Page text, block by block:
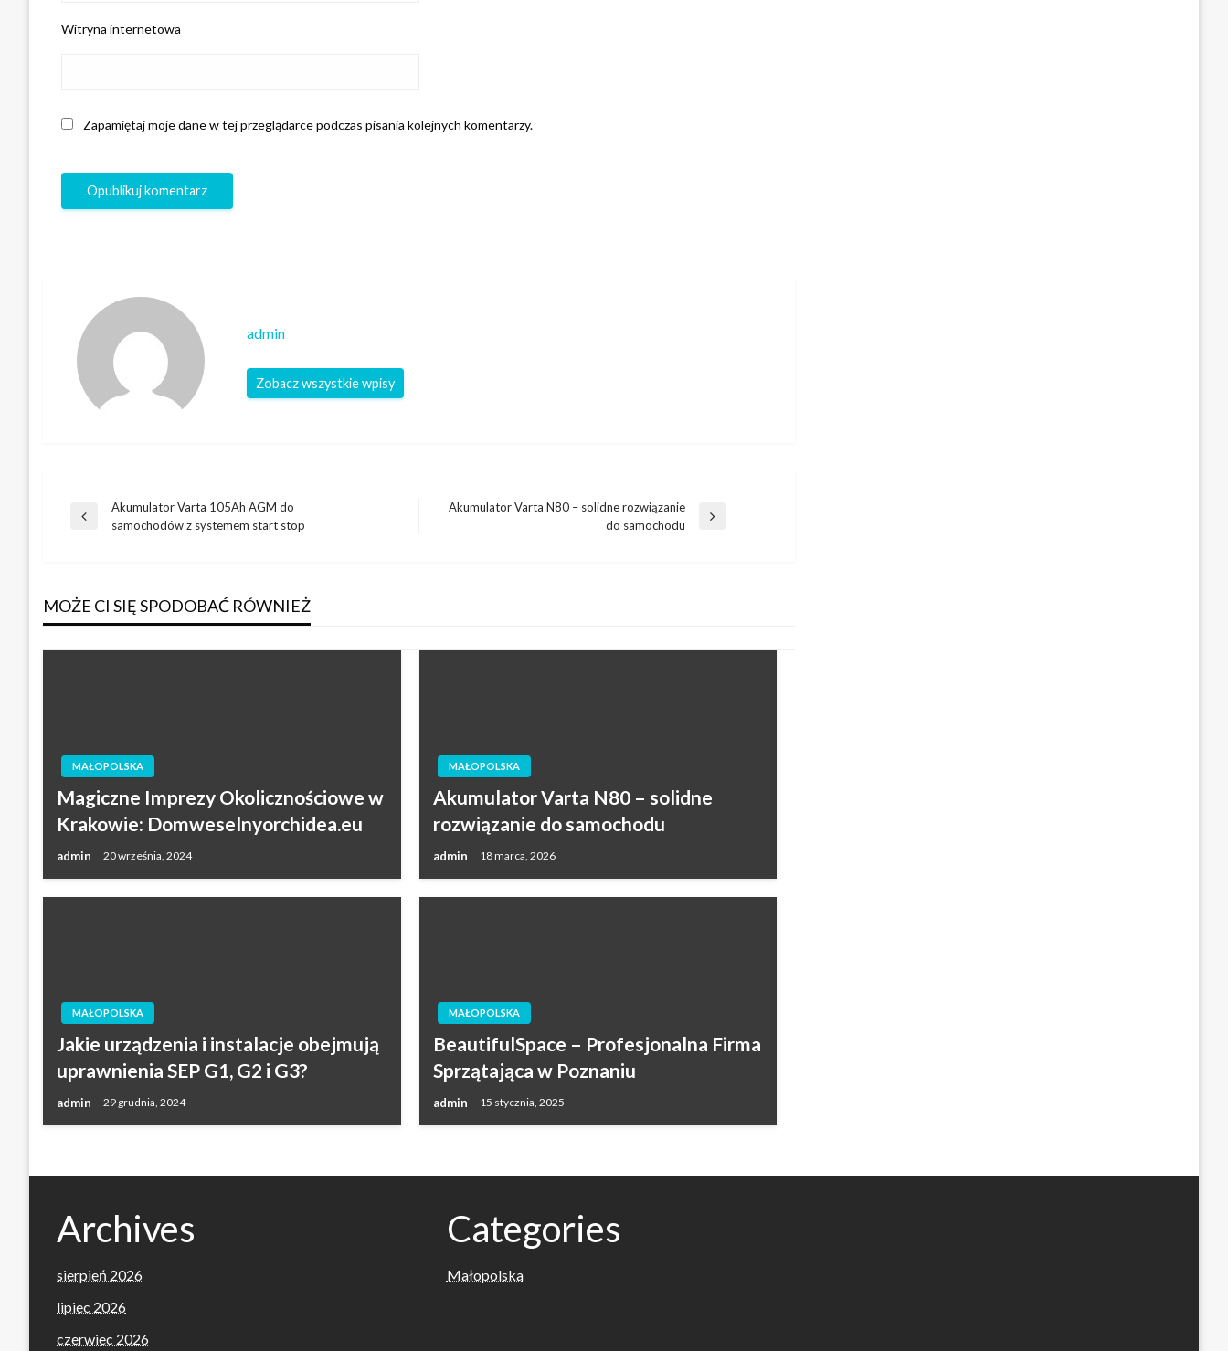
Witryna internetowa
Zapamiętaj moje dane w tej przeglądarce podczas pisania kolejnych komentarzy.
admin
Zobacz wszystkie wpisy
Nawigacja
Poprzedni
Akumulator Varta 105Ah AGM do
samochodów z systemem start stop
Akumulator Varta N80 – solidne rozwiązanie
do samochodu
MOŻE CI SIĘ SPODOBAĆ RÓWNIEŻ
MAŁOPOLSKA
Magiczne Imprezy Okolicznościowe w
Krakowie: Domweselnyorchidea.eu
admin 20 września, 2024
MAŁOPOLSKA
Akumulator Varta N80 – solidne
rozwiązanie do samochodu
admin 18 marca, 2026
MAŁOPOLSKA
Jakie urządzenia i instalacje obejmują
uprawnienia SEP G1, G2 i G3?
admin 29 grudnia, 2024
MAŁOPOLSKA
BeautifulSpace – Profesjonalna Firma
Sprzątająca w Poznaniu
admin 15 stycznia, 2025
Archives
sierpień 2026
lipiec 2026
czerwiec 2026
Categories
Małopolska